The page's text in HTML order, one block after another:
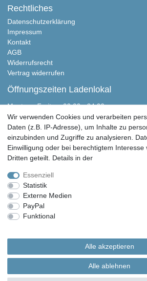
Rechtliches
Datenschutzerklärung
Impressum
Kontakt
AGB
Widerrufsrecht
Vertrag widerrufen
Öffnungszeiten Ladenlokal
Montag - Freitag, 00:00 - 24:00
Samstag nach Absprache
Sonntag geschlossen
Peter Butschkow Shop
Martensen Handels & Service GmbH
Eichweberstraße 4
D-25821 Bredstedt
04671 943 349 0
04671 943 349 150
info@peter-butschkow.de
Alle Rechte vorbehalten.
Alle in den Webseiten erwähnten Geräte- und
der Anwendungshilfe. Alle gennanten Markennamen sind
Wir verwenden Cookies und verarbeiten
Daten (z.B. IP-Adresse), um Inhalte zu
einzubinden und Zugriffe zu analysieren.
Einwilligung oder bei berechtigtem
Dritten geteilt. Details in der
Essenziell
Statistik
Externe Medien
PayPal
Funktional
Alle akzeptieren
Alle ablehnen